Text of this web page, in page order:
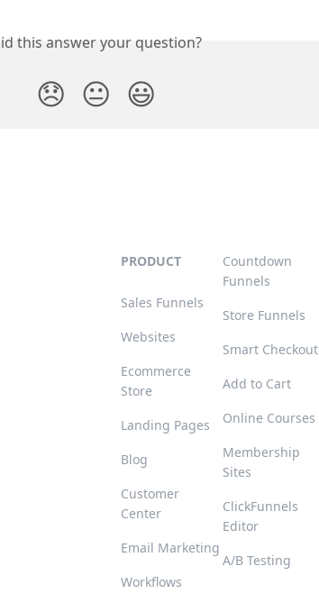
this answer your question?
😞 😐 😃
PRODUCT
Sales Funnels
Websites
Ecommerce
Store
Landing Pages
Blog
Customer
Center
Email Marketing
Workflows
Countdown
Funnels
Store Funnels
Smart Checkout
Add to Cart
Online Courses
Membership
Sites
ClickFunnels
Editor
A/B Testing